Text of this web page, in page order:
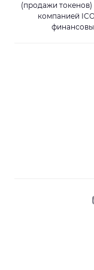
(продажи
компанией